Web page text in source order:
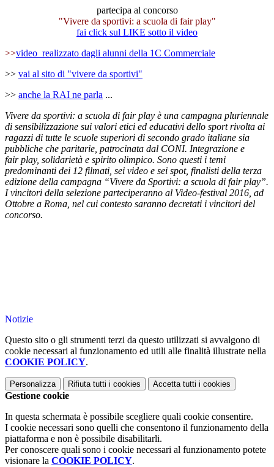
partecipa al concorso
"Vivere da sportivi: a scuola di fair play"
fai click sul LIKE sotto il video
>>video realizzato dagli alunni della 1C Commerciale
>> vai al sito di "vivere da sportivi"
>> anche la RAI ne parla ...
Vivere da sportivi: a scuola di fairplay è una campagna pluriennale
di sensibilizzazione sui valori etici ed educativi dello sport rivolta ai
ragazzi di tutte le scuole superiori di secondo grado italiane sia
pubbliche che paritarie, patrocinata dal CONI. Integrazione e
fairplay, solidarietà e spirito olimpico. Sono questi i temi
predominanti dei 12 filmati, sei video e sei spot, finalisti della terza
edizione della campagna “Vivere da Sportivi: a scuola di fairplay”.
I vincitori della selezione parteciperanno al Video-festival 2016, ad
Ottobre a Roma, nel cui contesto saranno decretati i vincitori del
concorso.
Notizie
Questo sito o gli strumenti terzi da questo utilizzati si avvalgono di
cookie necessari al funzionamento ed utili alle finalità illustrate nella
COOKIE POLICY.
Personalizza Rifiuta tutti i cookies Accetta tutti i cookies
Gestione cookie
In questa schermata è possibile scegliere quali cookie consentire.
I cookie necessari sono quelli che consentono il funzionamento della
piattaforma e non è possibile disabilitarli.
Per conoscere quali sono i cookie necessari al funzionamento potete
visionare la COOKIE POLICY.